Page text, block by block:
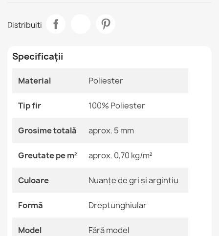
ANDRE 33220 Covor Spălabil pentru Bucătărie
158,90 lej
158,90 lej
158,90 lej
Dimensiune
Culoare
Nuanțe De Gri Și
Motiv Fără Model
Cod EAN13
2000000121321
MPN Kabis_21299
Distribuiti
Specificații
Material Poliester
Tip fir 100% Poliester
Grosime totală aprox. 5 mm
Greutate pe m² aprox. 0,70 kg/m²
Culoare Nuanțe de gri și argintiu
Formă Dreptunghiular
Model Fără model